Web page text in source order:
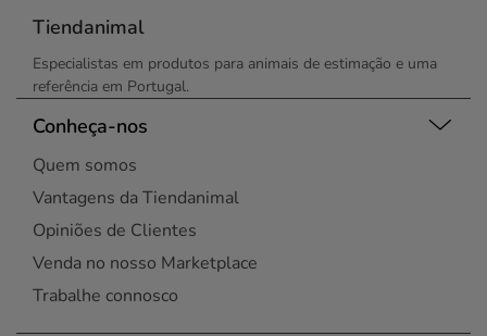
Tiendanimal
Especialistas em produtos para animais de estimação e uma
referência em Portugal.
Conheça-nos
Quem somos
Vantagens da Tiendanimal
Opiniões de Clientes
Venda no nosso Marketplace
Trabalhe connosco